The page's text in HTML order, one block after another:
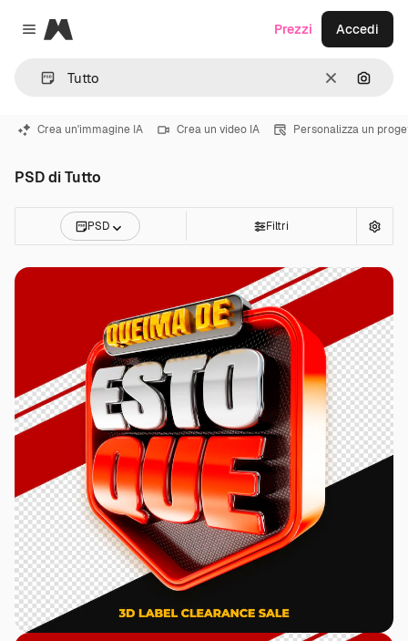
Close menu
Magnific
CancellaCerca
Prezzi Accedi
Crea un'immagine IA Crea un video IA Personalizza un
PSD di Tutto
PSD Filtri